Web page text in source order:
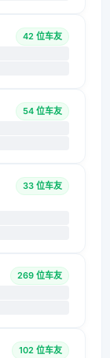
42 位车友
54 位车友
33 位车友
269 位车友
102 位车友